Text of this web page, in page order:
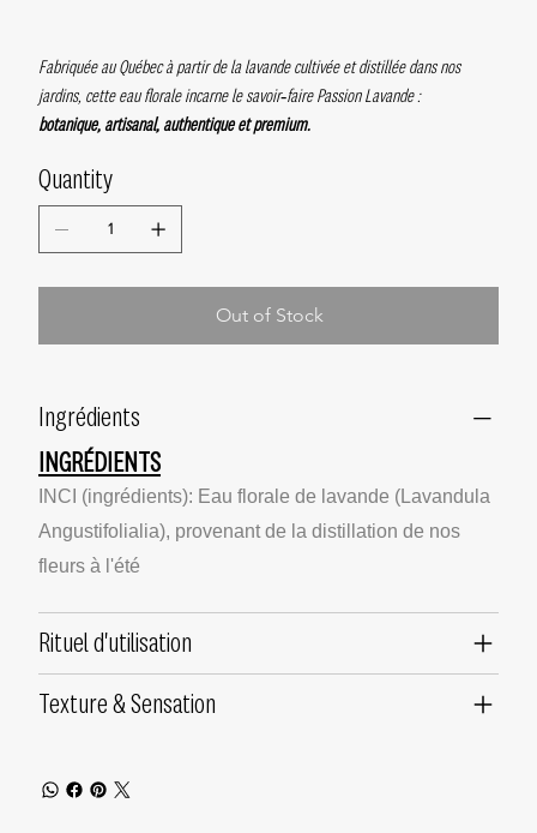
Fabriquée au Québec à partir de la lavande cultivée et distillée dans nos
jardins, cette eau florale incarne le savoir‑faire Passion Lavande :
botanique, artisanal, authentique et premium.
Quantity
Out of Stock
Ingrédients
INGRÉDIENTS
INCI (ingrédients): Eau florale de lavande (Lavandula
Angustifolialia), provenant de la distillation de nos
fleurs à l'été
Rituel d'utilisation
Texture & Sensation